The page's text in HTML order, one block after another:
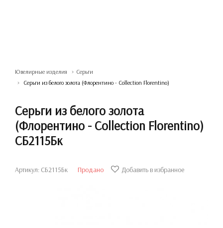
Ювелирные изделия
Серьги
Серьги из белого золота (Флорентино - Collection Florentino)
Серьги из белого золота
(Флорентино - Collection Florentino)
СБ2115Бк
Артикул: СБ2115Бк Продано Добавить в избранное